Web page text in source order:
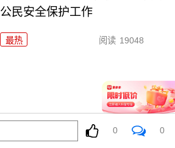
公民安全保护工作
最热 阅读 19048
0 0